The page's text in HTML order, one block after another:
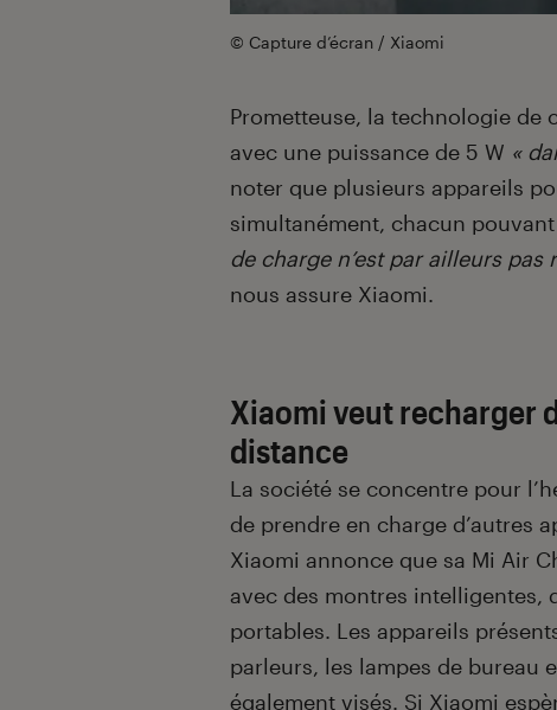
© Capture d’écran / Xiaomi
Prometteuse, la technologie de
avec une puissance de 5 W «
noter que plusieurs appareils
simultanément, chacun
de charge n’est par ailleurs
nous assure Xiaomi.
Xiaomi veut recharger
distance
La société se concentre pour
de prendre en charge d’autres
Xiaomi annonce que sa Mi Air
avec des montres intelligentes,
portables. Les appareils
parleurs, les lampes de bureau
également visés. Si Xiaomi